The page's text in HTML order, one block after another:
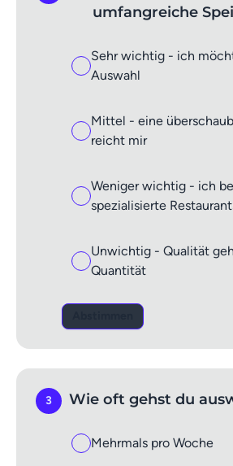
umfangreiche
Sehr wichtig - ich
Auswahl
Mittel - eine
reicht mir
Weniger wichtig - ich
spezialisierte
Unwichtig - Qualität
Quantität
3 Wie oft gehst du
Mehrmals pro Woche